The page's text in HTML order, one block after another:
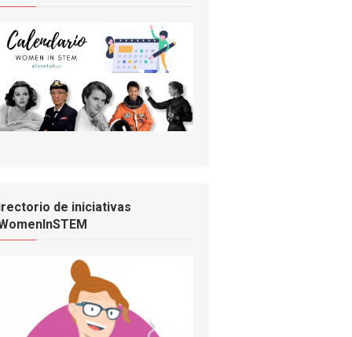
de iniciativas